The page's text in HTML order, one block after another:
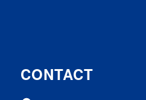
CONTACT